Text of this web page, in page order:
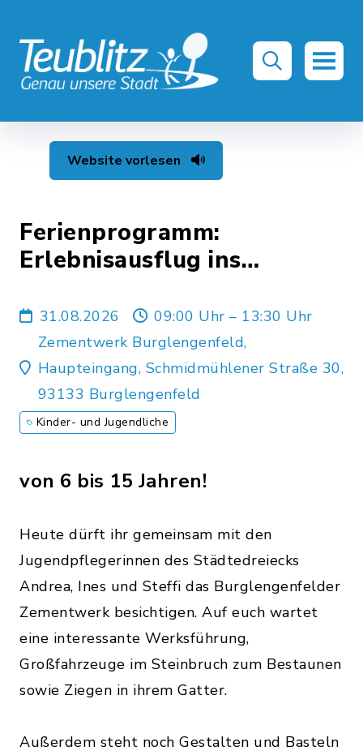
Website vorlesen
Ferienprogramm:
Erlebnisausflug ins
31.08.2026
09:00 Uhr – 13:30 Uhr
Zementwerk Burglengenfeld,
Haupteingang, Schmidmühlener Straße 30,
93133 Burglengenfeld
Kinder- und Jugendliche
von 6 bis 15 Jahren!
Heute dürft ihr gemeinsam mit den
Jugendpflegerinnen des Städtedreiecks
Andrea, Ines und Steffi das Burglengenfelder
Zementwerk besichtigen. Auf euch wartet
eine interessante Werksführung,
Großfahrzeuge im Steinbruch zum Bestaunen
sowie Ziegen in ihrem Gatter.
Außerdem steht noch Gestalten und Basteln